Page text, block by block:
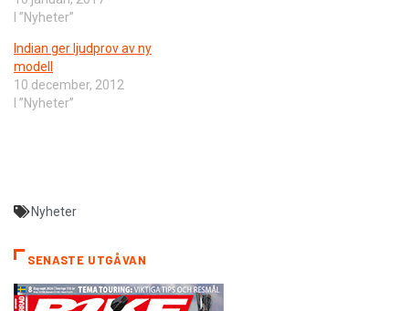
I ”Nyheter”
Indian ger ljudprov av ny
modell
10 december, 2012
I ”Nyheter”
Nyheter
SENASTE UTGÅVAN